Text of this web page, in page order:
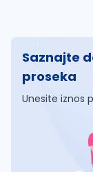
Saznajte
proseka
Unesite iznos